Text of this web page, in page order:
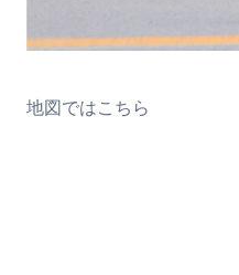
地図ではこちら